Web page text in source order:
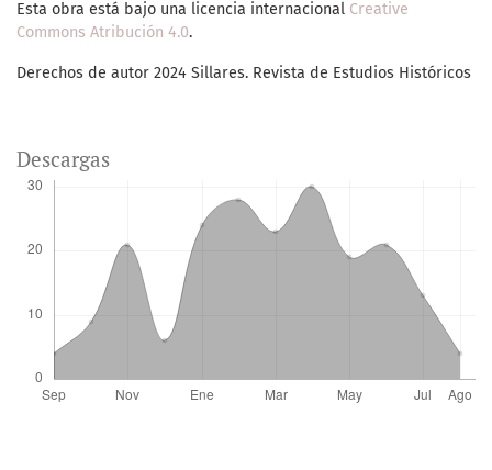
Esta obra está bajo una licencia internacional Creative
Commons Atribución 4.0.
Derechos de autor 2024 Sillares. Revista de Estudios Históricos
Descargas